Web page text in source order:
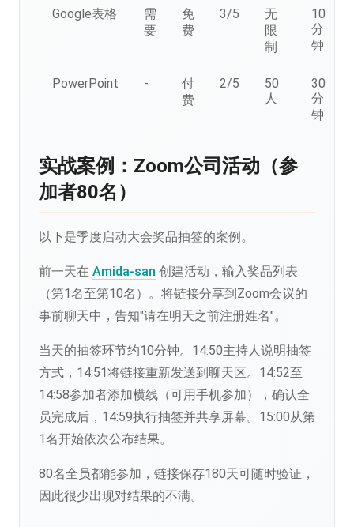
Google表格
需
要
免
费
3/5
无
限
制
10
分
钟
PowerPoint -
付
费
2/5
50
人
30
分
钟
实战案例：Zoom公司活动（参
加者80名）
以下是季度启动大会奖品抽签的案例。
前一天在 Amida-san 创建活动，输入奖品列表
（第1名至第10名）。将链接分享到Zoom会议的
事前聊天中，告知"请在明天之前注册姓名"。
当天的抽签环节约10分钟。14:50主持人说明抽签
方式，14:51将链接重新发送到聊天区。14:52至
14:58参加者添加横线（可用手机参加），确认全
员完成后，14:59执行抽签并共享屏幕。15:00从第
1名开始依次公布结果。
80名全员都能参加，链接保存180天可随时验证，
因此很少出现对结果的不满。